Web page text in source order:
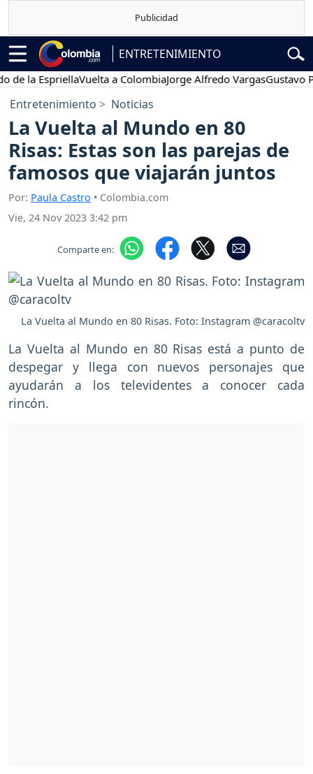
ENTRETENIMIENTO
EspriellaVuelta a ColombiaJorge Alfredo Vargas Gustavo Petro
Entretenimiento Noticias
La Vuelta al Mundo en 80
Risas: Estas son las parejas de
famosos que viajarán juntos
Por: Paula Castro • Colombia.com
Vie, 24 Nov 2023 3:42 pm
Comparte en:
La Vuelta al Mundo en 80 Risas. Foto: Instagram @caracoltv
La Vuelta al Mundo en 80 Risas está a punto de
despegar y llega con nuevos personajes que
ayudarán a los televidentes a conocer cada
rincón.